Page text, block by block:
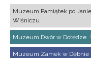
Muzeum Pamiątek po
Wiśniczu
Muzeum Dwór w Dołędze
Muzeum Zamek w Dębnie